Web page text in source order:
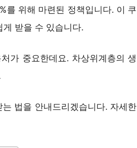
를 위해 마련된 정책입니다. 이 쿠
받을 수 있습니다.
가 중요한데요. 차상위계층의 생
법을 안내드리겠습니다. 자세한